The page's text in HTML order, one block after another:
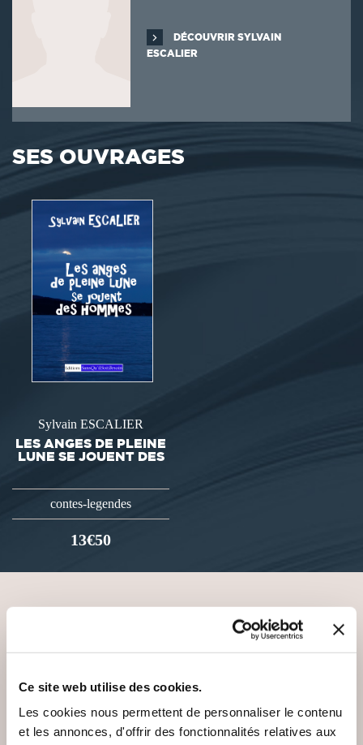
Ce site web utilise des cookies.
Les cookies nous permettent de personnaliser le contenu
et les annonces, d'offrir des fonctionnalités relatives aux
DÉCOUVRIR SYLVAIN
ESCALIER
SES OUVRAGES
Sylvain ESCALIER
LES ANGES DE PLEINE
LUNE SE JOUENT DES
contes-legendes
13€50
VOUS AIMEREZ AUSSI